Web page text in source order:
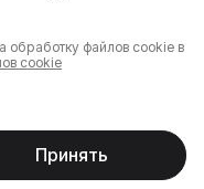
В корзину
Профиль
обработку файлов cookie в
cookie
Принять